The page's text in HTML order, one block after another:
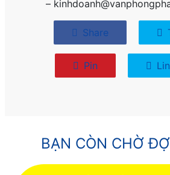
–
Share
Pin
BẠN CÒN CHỜ